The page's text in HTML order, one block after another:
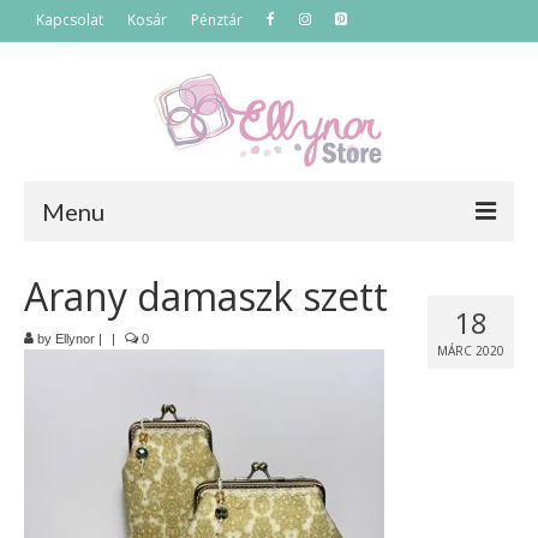
Kapcsolat Kosár Pénztár
Menu
Termékek
Akciós termékek
Táskák
Neszeszerek
18
MÁRC 2020
Arany damaszk szett
by Ellynor | | 0